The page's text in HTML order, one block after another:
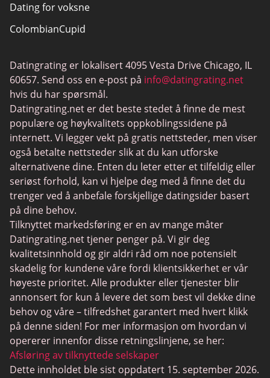
Dating for voksne
ColombianCupid
MeetMindful
BDSM Dating
BBPeopleMeet
Sugar Daddy nettsteder
JPeopleMeet
Transdating
Senior datingsider
MyLOL
Gay Dating
Lesbisk dating
Svarte datingsider
SugarDaddyMeet
LatinAmericanCupid
CatholicMatch
Datingrating er lokalisert 4095 Vesta Drive Chicago, IL
60657. Send oss en e-post på info@datingrating.net
hvis du har spørsmål.
Datingrating.net er det beste stedet å finne de mest
populære og høykvalitets oppkoblingssidene på
internett. Vi legger vekt på gratis nettsteder, men viser
også betalte nettsteder slik at du kan utforske
alternativene dine. Enten du leter etter et tilfeldig eller
seriøst forhold, kan vi hjelpe deg med å finne det du
trenger ved å anbefale forskjellige datingsider basert
på dine behov.
Tilknyttet markedsføring er en av mange måter
Datingrating.net tjener penger på. Vi gir deg
kvalitetsinnhold og gir aldri råd om noe potensielt
skadelig for kundene våre fordi klientsikkerhet er vår
høyeste prioritet. Alle produkter eller tjenester blir
annonsert for kun å levere det som best vil dekke dine
behov og våre – tilfredshet garantert med hvert klikk
på denne siden! For mer informasjon om hvordan vi
opererer innenfor disse retningslinjene, se her:
Afsløring av tilknyttede selskaper
Dette innholdet ble sist oppdatert 15. september 2026.